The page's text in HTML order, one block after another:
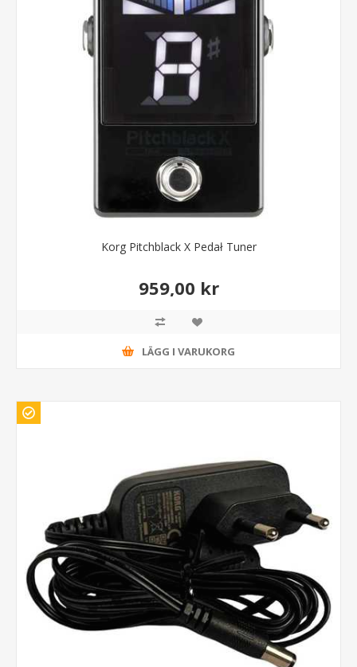
Korg Pitchblack X Pedał Tuner
959,00 kr
LÄGG I VARUKORG